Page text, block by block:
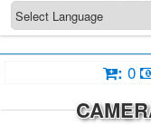
: 0